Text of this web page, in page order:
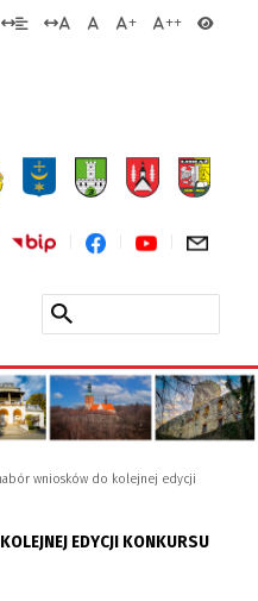
wniosków do kolejnej edycji
EDYCJI KONKURSU